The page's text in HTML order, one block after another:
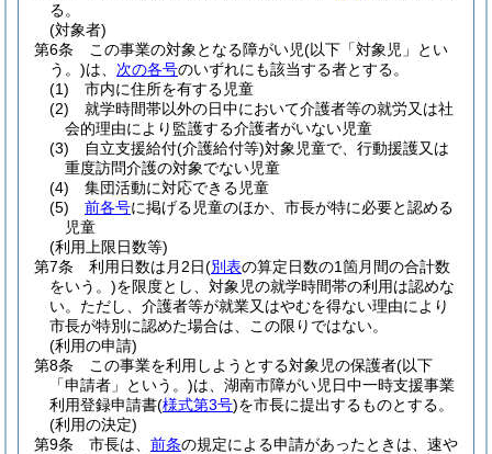
る。
(対象者)
第6条
この事業の対象となる障がい児(以下「対象児」とい
う。)は、 次の各号のいずれにも該当する者とする。
(1)
市内に住所を有する児童
(2)
就学時間帯以外の日中において介護者等の就労又は社
会的理由により監護する介護者がいない児童
(3)
自立支援給付(介護給付等)対象児童で、行動援護又は
重度訪問介護の対象でない児童
(4)
集団活動に対応できる児童
(5)
前各号に掲げる児童のほか、市長が特に必要と認める
児童
(利用上限日数等)
第7条
利用日数は月2日(別表の算定日数の1箇月間の合計数
をいう。)を限度とし、対象児の就学時間帯の利用は認めな
い。 ただし、介護者等が就業又はやむを得ない理由により
市長が特別に認めた場合は、この限りではない。
(利用の申請)
第8条
この事業を利用しようとする対象児の保護者(以下
「申請者」という。)は、湖南市障がい児日中一時支援事業
利用登録申請書(様式第3号)を市長に提出するものとする。
(利用の決定)
第9条
市長は、 前条の規定による申請があったときは、速や